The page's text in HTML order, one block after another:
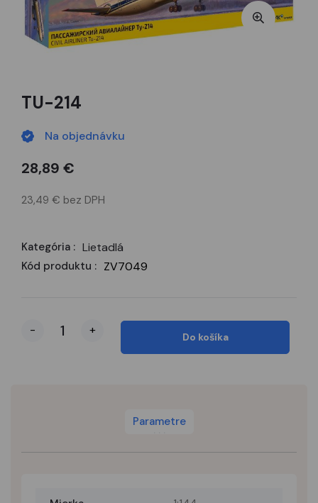
TU-214
Na objednávku
28,89 €
23,49 € bez DPH
Kategória : Lietadlá
Kód produktu : ZV7049
- +
Do košíka
Parametre